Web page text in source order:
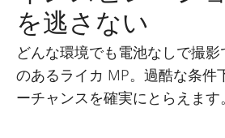
を逃さない
どんな環境でも電池なしで撮
のあるライカ MP。過酷な条件
ーチャンスを確実にとらえます。